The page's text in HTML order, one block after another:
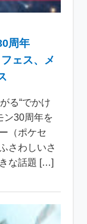
周年
ェス、メ
る“でかけ
ン30周年を
（ポケセ
さわしいさ
な話題 […]